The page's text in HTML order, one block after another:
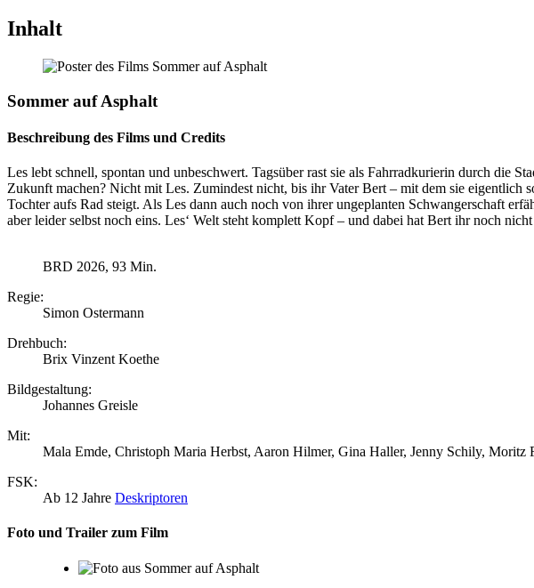
Inhalt
Sommer auf Asphalt
Beschreibung des Films und Credits
Les lebt schnell, spontan und unbeschwert. Tagsüber rast sie als Fahrradkurierin durch die
Zukunft machen? Nicht mit Les. Zumindest nicht, bis ihr Vater Bert – mit dem sie
Tochter aufs Rad steigt. Als Les dann auch noch von ihrer ungeplanten Schwangerschaft
aber leider selbst noch eins. Les‘ Welt steht komplett Kopf – und dabei hat Bert ihr noch
BRD 2026, 93 Min.
Regie:
Simon Ostermann
Drehbuch:
Brix Vinzent Koethe
Bildgestaltung:
Johannes Greisle
Mit:
Mala Emde, Christoph Maria Herbst, Aaron Hilmer, Gina Haller, Jenny Schily, Moritz
FSK:
Ab 12 Jahre Deskriptoren
Foto und Trailer zum Film